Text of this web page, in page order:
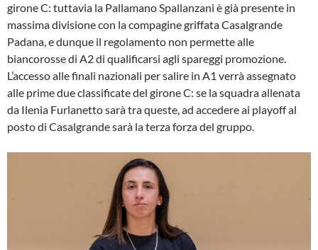
girone C: tuttavia la Pallamano Spallanzani è già presente in
massima divisione con la compagine griffata Casalgrande
Padana, e dunque il regolamento non permette alle
biancorosse di A2 di qualificarsi agli spareggi promozione.
L’accesso alle finali nazionali per salire in A1 verrà assegnato
alle prime due classificate del girone C: se la squadra allenata
da Ilenia Furlanetto sarà tra queste, ad accedere ai playoff al
posto di Casalgrande sarà la terza forza del gruppo.